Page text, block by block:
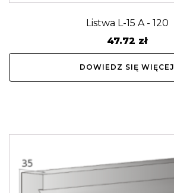
Listwa L-15 A - 120
47.72 zł
DOWIEDZ SIĘ WIĘCEJ